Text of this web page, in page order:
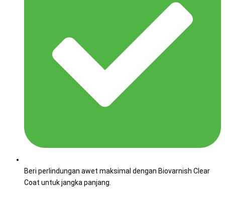
Beri perlindungan awet maksimal dengan Biovarnish Clear
Coat untuk jangka panjang.